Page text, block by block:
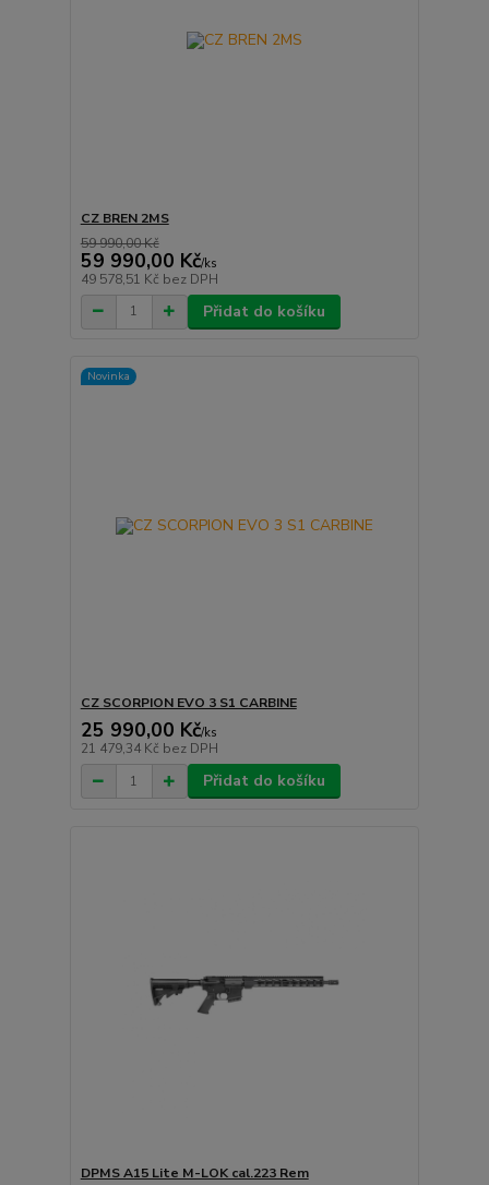
CZ BREN 2MS
59 990,00 Kč
59 990,00 Kč/ks
49 578,51 Kč bez DPH
Přidat do košíku
Novinka
CZ SCORPION EVO 3 S1 CARBINE
25 990,00 Kč/ks
21 479,34 Kč bez DPH
Přidat do košíku
DPMS A15 Lite M-LOK cal.223 Rem